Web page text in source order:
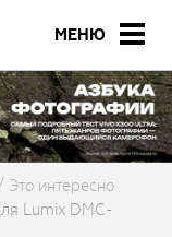
МЕНЮ
Это интересно
Lumix DMC-